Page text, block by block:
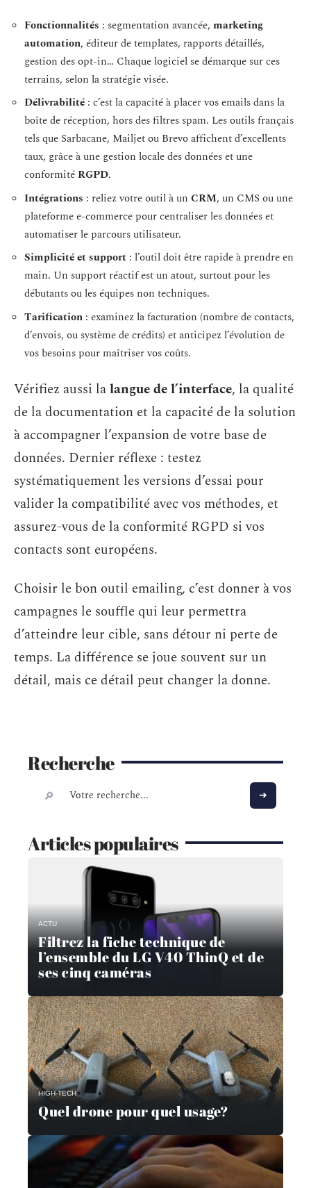
Fonctionnalités : segmentation avancée, marketing
automation, éditeur de templates, rapports détaillés,
gestion des opt-in… Chaque logiciel se démarque sur ces
terrains, selon la stratégie visée.
Délivrabilité : c’est la capacité à placer vos emails dans la
boîte de réception, hors des filtres spam. Les outils français
tels que Sarbacane, Mailjet ou Brevo affichent d’excellents
taux, grâce à une gestion locale des données et une
conformité RGPD.
Intégrations : reliez votre outil à un CRM, un CMS ou une
plateforme e-commerce pour centraliser les données et
automatiser le parcours utilisateur.
Simplicité et support : l’outil doit être rapide à prendre en
main. Un support réactif est un atout, surtout pour les
débutants ou les équipes non techniques.
Tarification : examinez la facturation (nombre de contacts,
d’envois, ou système de crédits) et anticipez l’évolution de
vos besoins pour maîtriser vos coûts.
Vérifiez aussi lalangue de l’interface, la qualité
de la documentation et la capacité de la solution
à accompagner l’expansion de votre base de
données. Dernier réflexe : testez
systématiquement les versions d’essai pour
valider la compatibilité avec vos méthodes, et
assurez-vous de la conformité RGPD si vos
contacts sont européens.
Choisir le bon outil emailing, c’est donner à vos
campagnes le souffle qui leur permettra
d’atteindre leur cible, sans détour ni perte de
temps. La différence se joue souvent sur un
détail, mais ce détail peut changer la donne.
Recherche
Articles populaires
ACTU
Filtrez la fiche technique de
l’ensemble du LG V40 ThinQ et de
ses cinq caméras
HIGH-TECH
Quel drone pour quel usage?